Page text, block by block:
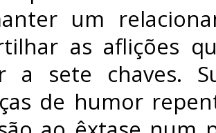
um
as aflições
a sete chaves.
de humor